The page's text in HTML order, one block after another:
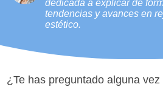
dedicada a explicar de
tendencias y avances en
estético.
¿Te has preguntado alguna